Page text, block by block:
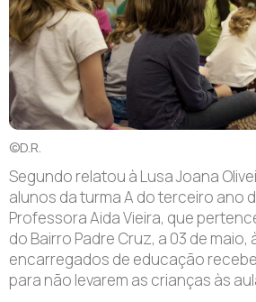
©D.R.
Segundo relatou à Lusa Joana
alunos da turma A do terceiro ano
Professora Aida Vieira, que
do Bairro Padre Cruz, a 03 de maio,
encarregados de educação
para não levarem as crianças às